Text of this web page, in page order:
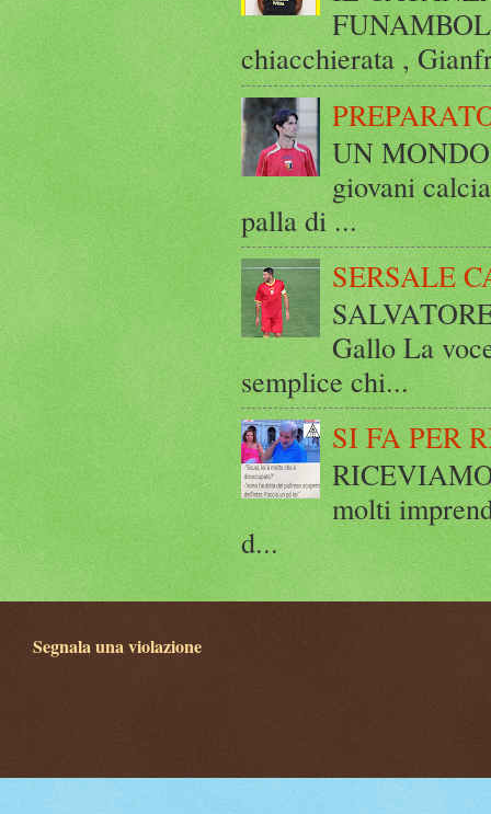
chiacchierata ,
UN
giovani
palla di ...
SERSALE
Gallo La
semplice chi...
SI FA PER
molti
d...
Segnala una violazione